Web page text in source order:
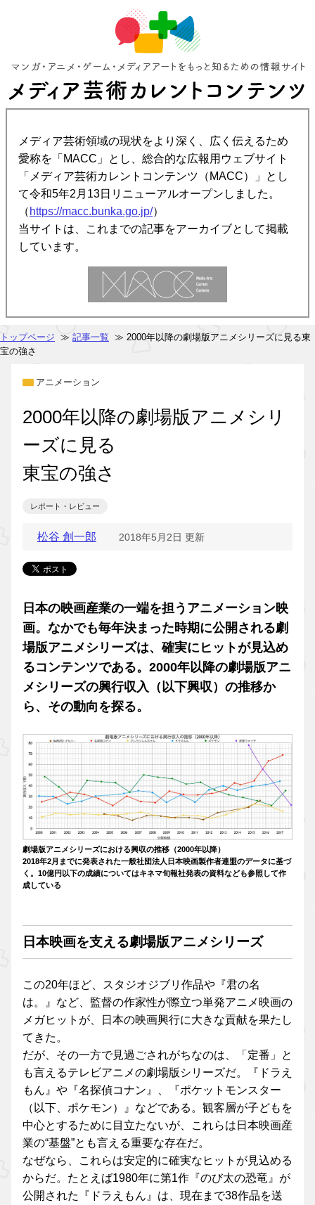
メディア芸術領域の現状をより深く、広く伝えるため
愛称を「MACC」とし、総合的な広報用ウェブサイト
「メディア芸術カレントコンテンツ（MACC）」とし
て令和5年2月13日リニューアルオープンしました。
（ https://macc.bunka.go.jp/）
当サイトは、これまでの記事をアーカイブとして掲載
しています。
トップページ ≫ 記事一覧 ≫ 2000年以降の劇場版アニメシリーズに見る東
宝の強さ
アニメーション
2000年以降の劇場版アニメシリ
ーズに見る
東宝の強さ
レポート・レビュー
松谷 創一郎 2018年5月2日 更新
日本の映画産業の一端を担うアニメーション映
画。なかでも毎年決まった時期に公開される劇
場版アニメシリーズは、確実にヒットが見込め
るコンテンツである。2000年以降の劇場版アニ
メシリーズの興行収入（以下興収）の推移か
ら、その動向を探る。
劇場版アニメシリーズにおける興収の推移（2000年以降）
2018年2月までに発表された一般社団法人日本映画製作者連盟のデータに基づ
く。10億円以下の成績についてはキネマ旬報社発表の資料なども参照して作
成している
日本映画を支える劇場版アニメシリーズ
この20年ほど、スタジオジブリ作品や『君の名
は。』など、監督の作家性が際立つ単発アニメ映画の
メガヒットが、日本の映画興行に大きな貢献を果たし
てきた。
だが、その一方で見過ごされがちなのは、「定番」と
も言えるテレビアニメの劇場版シリーズだ。『ドラえ
もん』や『名探偵コナン』、『ポケットモンスター
（以下、ポケモン）』などである。観客層が子どもを
中心とするために目立たないが、これらは日本映画産
業の“基盤”とも言える重要な存在だ。
なぜなら、これらは安定的に確実なヒットが見込める
からだ。たとえば1980年に第1作『のび太の恐竜』が
公開された『ドラえもん』は、現在まで38作品を送